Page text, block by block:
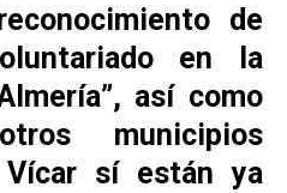
de
en la
así como
municipios
Vícar sí están ya